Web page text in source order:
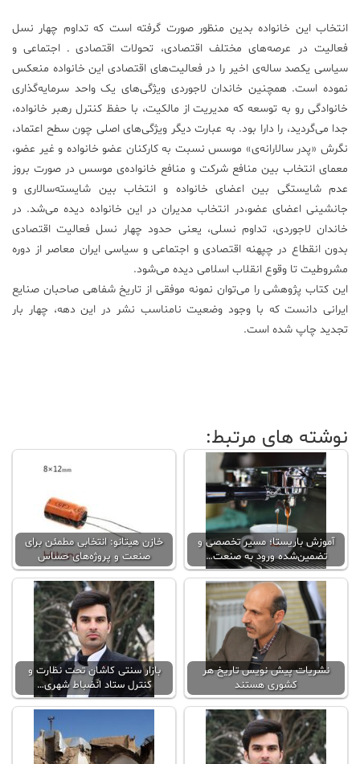
انتخاب این خانواده بدین منظور صورت گرفته است که تداوم چهار نسل
فعالیت در عرصه‌های مختلف اقتصادی، تحولات اقتصادی ـ اجتماعی و
سیاسی یکصد ساله‌ی اخیر را در فعالیت‌های اقتصادی این خانواده منعکس
نموده است. همچنین خاندان لاجوردی ویژگی‌های یک واحد سرمایه‌گذاری
خانوادگی رو به توسعه که مدیریت از مالکیت، با حفظ کنترل رهبر خانواده،
جدا می‌گردید، را دارا بود. به عبارت دیگر ویژگی‌های اصلی چون سطح اعتماد،
نگرش «پدر سالارانه‌ی» موسس نسبت به کارکنان عضو خانواده و غیر عضو،
معمای انتخاب بین منافع شرکت و منافع خانواده‌ی موسس در صورت بروز
عدم شایستگی بین اعضای خانواده و انتخاب بین شایسته‌سالاری و
جانشینی اعضای عضو،در انتخاب مدیران در این خانواده دیده می‌شد. در
خاندان لاجوردی، تداوم نسلی، یعنی حدود چهار نسل فعالیت اقتصادی
بدون انقطاع در چپهنه اقتصادی و اجتماعی و سیاسی ایران معاصر از دوره
مشروطیت تا وقوع انقلاب اسلامی دیده می‌شود.
این کتاب پژوهشی را می‌توان نمونه موفقی از تاریخ شفاهی صاحبان صنایع
ایرانی دانست که با وجود وضعیت نامناسب نشر در این دهه، چهار بار
تجدید چاپ شده است.
نوشته های مرتبط:
آموزش باریستا؛ مسیر تخصصی و
تضمین‌شده ورود به صنعت…
خازن هیتانو: انتخابی مطمئن برای
صنعت و پروژه‌های حساس
نشریات پیش نویس تاریخ هر
کشوری هستند
بازار سنتی کاشان تحت نظارت و
کنترل ستاد انضباط شهری…